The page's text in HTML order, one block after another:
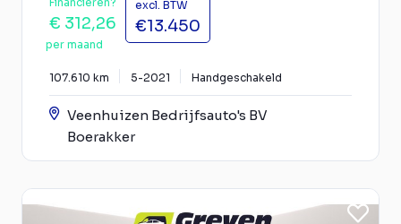
€ 312,26
per maand
excl. BTW
€13.450
107.610 km 5-2021 Handgeschakeld
Veenhuizen Bedrijfsauto's BV
Boerakker